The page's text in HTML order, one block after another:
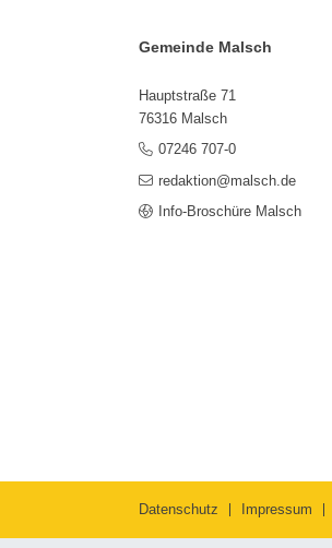
Gemeinde Malsch
Hauptstraße 71
76316 Malsch
07246 707-0
redaktion@malsch.de
Info-Broschüre Malsch
Datenschutz Impressum